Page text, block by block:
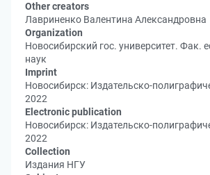
Other creators
Лавриненко Валентина Александровна
Organization
Новосибирский гос. университет. Фак.
наук
Imprint
Новосибирск: Издательско-
2022
Electronic publication
Новосибирск: Издательско-
2022
Collection
Издания НГУ